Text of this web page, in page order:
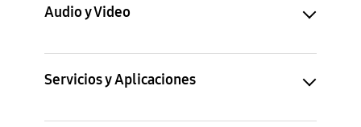
Audio y Video
Servicios y Aplicaciones